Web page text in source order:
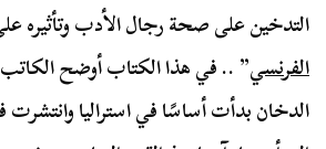
التدخين على صحة رجال الأدب وتأثيره
الفرنسي” .. في هذا الكتاب أوضح
الدخان بدأت أساسًا في استراليا